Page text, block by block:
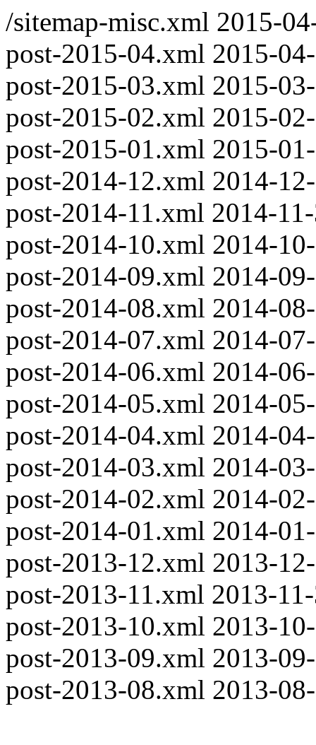
/sitemap-misc.xml 2015-
post-2015-04.xml 2015-
post-2015-03.xml 2015-
post-2015-02.xml 2015-
post-2015-01.xml 2015-
post-2014-12.xml 2014-
post-2014-11.xml 2014-
post-2014-10.xml 2014-
post-2014-09.xml 2014-
post-2014-08.xml 2014-
post-2014-07.xml 2014-
post-2014-06.xml 2014-
post-2014-05.xml 2014-
post-2014-04.xml 2014-
post-2014-03.xml 2014-
post-2014-02.xml 2014-
post-2014-01.xml 2014-
post-2013-12.xml 2013-
post-2013-11.xml 2013-
post-2013-10.xml 2013-
post-2013-09.xml 2013-
post-2013-08.xml 2013-